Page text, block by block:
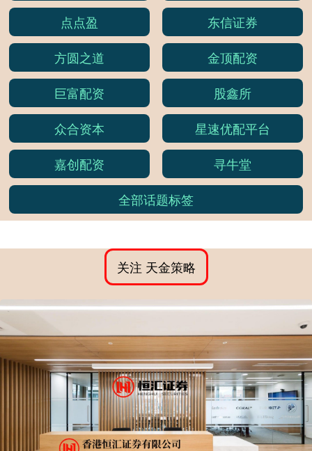
点点盈
东信证券
方圆之道
金顶配资
巨富配资
股鑫所
众合资本
星速优配平台
嘉创配资
寻牛堂
全部话题标签
关注 天金策略